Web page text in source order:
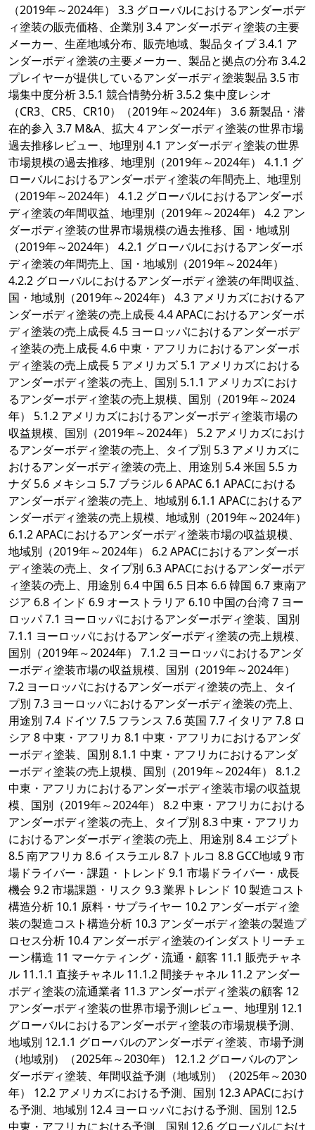
（2019年～2024年） 3.3 グローバルにおけるアンダーボデ
ィ塗装の販売価格、企業別 3.4 アンダーボディ塗装の主要
メーカー、生産地域分布、販売地域、製品タイプ 3.4.1 ア
ンダーボディ塗装の主要メーカー、製品と拠点の分布 3.4.2
プレイヤーが提供しているアンダーボディ塗装製品 3.5 市
場集中度分析 3.5.1 競合情勢分析 3.5.2 集中度レシオ
（CR3、CR5、CR10）（2019年～2024年） 3.6 新製品・潜
在的参入 3.7 M&A、拡大 4 アンダーボディ塗装の世界市場
過去推移レビュー、地理別 4.1 アンダーボディ塗装の世界
市場規模の過去推移、地理別（2019年～2024年） 4.1.1 グ
ローバルにおけるアンダーボディ塗装の年間売上、地理別
（2019年～2024年） 4.1.2 グローバルにおけるアンダーボ
ディ塗装の年間収益、地理別（2019年～2024年） 4.2 アン
ダーボディ塗装の世界市場規模の過去推移、国・地域別
（2019年～2024年） 4.2.1 グローバルにおけるアンダーボ
ディ塗装の年間売上、国・地域別（2019年～2024年）
4.2.2 グローバルにおけるアンダーボディ塗装の年間収益、
国・地域別（2019年～2024年） 4.3 アメリカズにおけるア
ンダーボディ塗装の売上成長 4.4 APACにおけるアンダーボ
ディ塗装の売上成長 4.5 ヨーロッパにおけるアンダーボデ
ィ塗装の売上成長 4.6 中東・アフリカにおけるアンダーボ
ディ塗装の売上成長 5 アメリカズ 5.1 アメリカズにおける
アンダーボディ塗装の売上、国別 5.1.1 アメリカズにおけ
るアンダーボディ塗装の売上規模、国別（2019年～2024
年） 5.1.2 アメリカズにおけるアンダーボディ塗装市場の
収益規模、国別（2019年～2024年） 5.2 アメリカズにおけ
るアンダーボディ塗装の売上、タイプ別 5.3 アメリカズに
おけるアンダーボディ塗装の売上、用途別 5.4 米国 5.5 カ
ナダ 5.6 メキシコ 5.7 ブラジル 6 APAC 6.1 APACにおける
アンダーボディ塗装の売上、地域別 6.1.1 APACにおけるア
ンダーボディ塗装の売上規模、地域別（2019年～2024年）
6.1.2 APACにおけるアンダーボディ塗装市場の収益規模、
地域別（2019年～2024年） 6.2 APACにおけるアンダーボ
ディ塗装の売上、タイプ別 6.3 APACにおけるアンダーボデ
ィ塗装の売上、用途別 6.4 中国 6.5 日本 6.6 韓国 6.7 東南ア
ジア 6.8 インド 6.9 オーストラリア 6.10 中国の台湾 7 ヨー
ロッパ 7.1 ヨーロッパにおけるアンダーボディ塗装、国別
7.1.1 ヨーロッパにおけるアンダーボディ塗装の売上規模、
国別（2019年～2024年） 7.1.2 ヨーロッパにおけるアンダ
ーボディ塗装市場の収益規模、国別（2019年～2024年）
7.2 ヨーロッパにおけるアンダーボディ塗装の売上、タイ
プ別 7.3 ヨーロッパにおけるアンダーボディ塗装の売上、
用途別 7.4 ドイツ 7.5 フランス 7.6 英国 7.7 イタリア 7.8 ロ
シア 8 中東・アフリカ 8.1 中東・アフリカにおけるアンダ
ーボディ塗装、国別 8.1.1 中東・アフリカにおけるアンダ
ーボディ塗装の売上規模、国別（2019年～2024年） 8.1.2
中東・アフリカにおけるアンダーボディ塗装市場の収益規
模、国別（2019年～2024年） 8.2 中東・アフリカにおける
アンダーボディ塗装の売上、タイプ別 8.3 中東・アフリカ
におけるアンダーボディ塗装の売上、用途別 8.4 エジプト
8.5 南アフリカ 8.6 イスラエル 8.7 トルコ 8.8 GCC地域 9 市
場ドライバー・課題・トレンド 9.1 市場ドライバー・成長
機会 9.2 市場課題・リスク 9.3 業界トレンド 10 製造コスト
構造分析 10.1 原料・サプライヤー 10.2 アンダーボディ塗
装の製造コスト構造分析 10.3 アンダーボディ塗装の製造プ
ロセス分析 10.4 アンダーボディ塗装のインダストリーチェ
ーン構造 11 マーケティング・流通・顧客 11.1 販売チャネ
ル 11.1.1 直接チャネル 11.1.2 間接チャネル 11.2 アンダー
ボディ塗装の流通業者 11.3 アンダーボディ塗装の顧客 12
アンダーボディ塗装の世界市場予測レビュー、地理別 12.1
グローバルにおけるアンダーボディ塗装の市場規模予測、
地域別 12.1.1 グローバルのアンダーボディ塗装、市場予測
（地域別）（2025年～2030年） 12.1.2 グローバルのアン
ダーボディ塗装、年間収益予測（地域別）（2025年～2030
年） 12.2 アメリカズにおける予測、国別 12.3 APACにおけ
る予測、地域別 12.4 ヨーロッパにおける予測、国別 12.5
中東・アフリカにおける予測、国別 12.6 グローバルにおけ